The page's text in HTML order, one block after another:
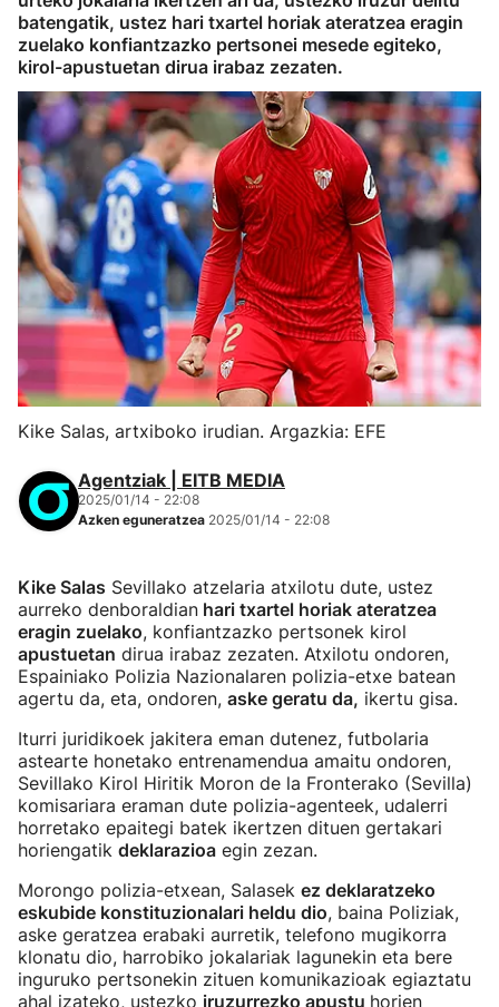
batengatik, ustez hari txartel horiak ateratzea eragin
zuelako konfiantzazko pertsonei mesede egiteko,
kirol-apustuetan dirua irabaz zezaten.
Kike Salas, artxiboko irudian. Argazkia: EFE
Agentziak | EITB MEDIA
2025/01/14 - 22:08
Azken eguneratzea 2025/01/14 - 22:08
Kike Salas Sevillako atzelaria atxilotu dute, ustez
aurreko denboraldian hari txartel horiak ateratzea
eragin zuelako, konfiantzazko pertsonek kirol
apustuetan dirua irabaz zezaten. Atxilotu ondoren,
Espainiako Polizia Nazionalaren polizia-etxe batean
agertu da, eta, ondoren, aske geratu da, ikertu gisa.
Iturri juridikoek jakitera eman dutenez, futbolaria
astearte honetako entrenamendua amaitu ondoren,
Sevillako Kirol Hiritik Moron de la Fronterako (Sevilla)
komisariara eraman dute polizia-agenteek, udalerri
horretako epaitegi batek ikertzen dituen gertakari
horiengatik deklarazioa egin zezan.
Morongo polizia-etxean, Salasek ez deklaratzeko
eskubide konstituzionalari heldu dio, baina Poliziak,
aske geratzea erabaki aurretik, telefono mugikorra
klonatu dio, harrobiko jokalariak lagunekin eta bere
inguruko pertsonekin zituen komunikazioak egiaztatu
ahal izateko, ustezko iruzurrezko apustu horien